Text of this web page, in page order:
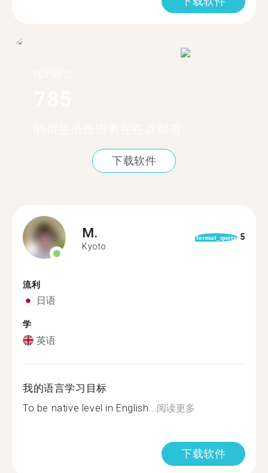
下载软件
M.
Kyoto
format_quote 5
流利
日语
学
英语
我的语言学习目标
To be native level in English... 阅读更多
下载软件